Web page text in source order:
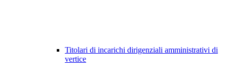
Titolari di incarichi dirigenziali amministrativi di
vertice